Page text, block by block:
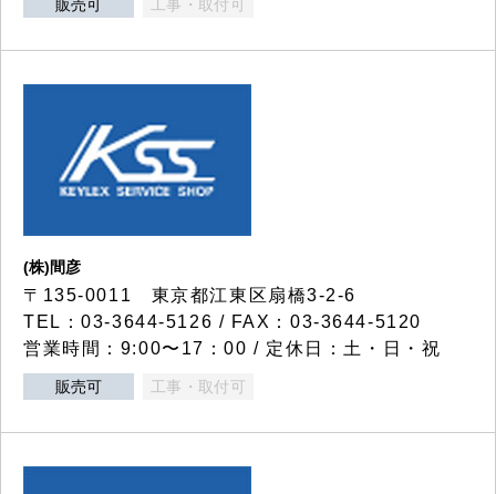
販売可 工事・取付可
(株)間彦
〒135-0011 東京都江東区扇橋3-2-6
TEL：03-3644-5126 / FAX：03-3644-5120
営業時間：9:00〜17：00 / 定休日：土・日・祝
販売可 工事・取付可